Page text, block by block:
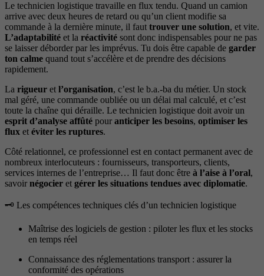
Le technicien logistique travaille en flux tendu. Quand un camion
arrive avec deux heures de retard ou qu’un client modifie sa
commande à la dernière minute, il faut trouver une solution, et vite.
L’adaptabilité et la réactivité sont donc indispensables pour ne pas
se laisser déborder par les imprévus. Tu dois être capable de garder
ton calme quand tout s’accélère et de prendre des décisions
rapidement.
La rigueur et l’organisation, c’est le b.a.-ba du métier. Un stock
mal géré, une commande oubliée ou un délai mal calculé, et c’est
toute la chaîne qui déraille. Le technicien logistique doit avoir un
esprit d’analyse affûté pour anticiper les besoins, optimiser les
flux et éviter les ruptures.
Côté relationnel, ce professionnel est en contact permanent avec de
nombreux interlocuteurs : fournisseurs, transporteurs, clients,
services internes de l’entreprise… Il faut donc être à l’aise à l’oral,
savoir négocier et gérer les situations tendues avec diplomatie.
🗝️ Les compétences techniques clés d’un technicien logistique
Maîtrise des logiciels de gestion : piloter les flux et les stocks
en temps réel
Connaissance des réglementations transport : assurer la
conformité des opérations